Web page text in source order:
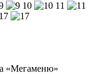
10
11
17
«Мегаменю»